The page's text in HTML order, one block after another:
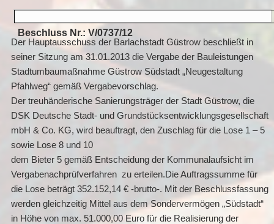
Beschluss Nr.: V/0737/12
Der Hauptausschuss der Barlachstadt Güstrow beschließt in
seiner Sitzung am 31.01.2013 die Vergabe der Bauleistungen
Stadtumbaumaßnahme Güstrow Südstadt „Neugestaltung
Pfahlweg“ gemäß Vergabevorschlag.
Der treuhänderische Sanierungsträger der Stadt Güstrow, die
DSK Deutsche Stadt- und Grundstücksentwicklungsgesellschaft
mbH & Co. KG, wird beauftragt, den Zuschlag für die Lose 1 – 5
sowie Lose 8 und 10
dem Bieter 5 gemäß Entscheidung der Kommunalaufsicht im
Vergabenachprüfverfahren zu erteilen.Die Auftragssumme für
die Lose beträgt 352.152,14 € -brutto-. Mit der Beschlussfassung
werden gleichzeitig Mittel aus dem Sondervermögen „Südstadt“
in Höhe von max. 51.000,00 Euro für die Realisierung der